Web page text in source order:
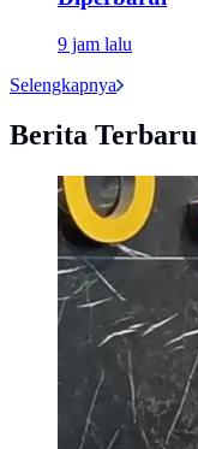
9 jam lalu
Selengkapnya
Berita Terbaru